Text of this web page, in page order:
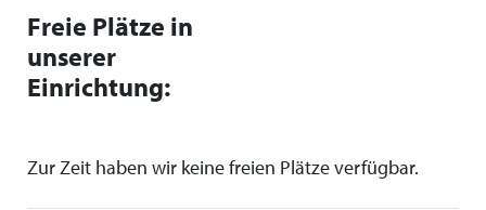
Freie Plätze in
unserer
Einrichtung:
Zur Zeit haben wir keine freien Plätze verfügbar.